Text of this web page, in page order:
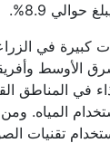
8.9%.
كبيرة في
الأوسط
في المناطق
المياه. ومن
تقنيات